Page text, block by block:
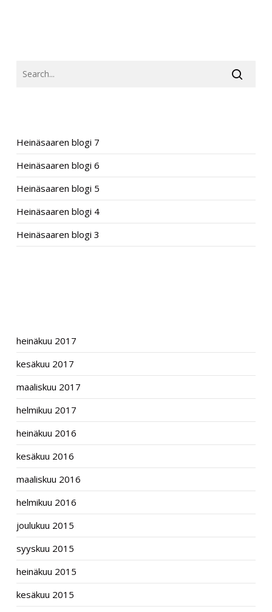
Heinäsaaren blogi 7
Heinäsaaren blogi 6
Heinäsaaren blogi 5
Heinäsaaren blogi 4
Heinäsaaren blogi 3
heinäkuu 2017
kesäkuu 2017
maaliskuu 2017
helmikuu 2017
heinäkuu 2016
kesäkuu 2016
maaliskuu 2016
helmikuu 2016
joulukuu 2015
syyskuu 2015
heinäkuu 2015
kesäkuu 2015